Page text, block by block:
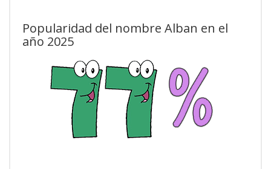
Popularidad del nombre Alban en el
año 2025